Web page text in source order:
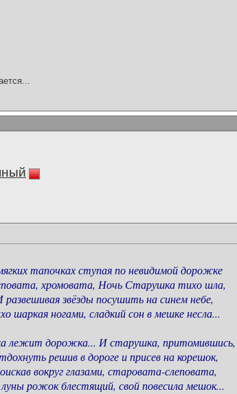
тапочках ступая по невидимой дорожке
хромовата, Ночь Старушка тихо шла,
развешивая звёзды посушить на синем небе,
шаркая ногами, сладкий сон в мешке несла...
лежит дорожка... И старушка, притомившись,
решив в дороге и присев на корешок,
вокруг глазами, старовата-слеповата,
рожок блестящий, свой повесила мешок...